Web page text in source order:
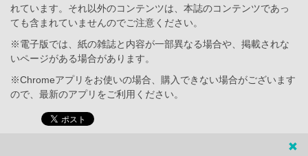
れています。それ以外のコンテンツは、本誌のコンテンツであっ
ても含まれていませんのでご注意ください。
※電子版では、紙の雑誌と内容が一部異なる場合や、掲載されな
いページがある場合があります。
※Chromeアプリをお使いの場合、購入できない場合がございます
ので、最新のアプリをご利用ください。